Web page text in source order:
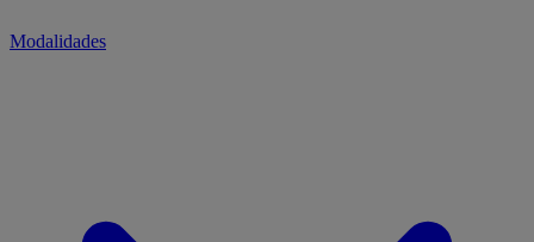
Modalidades